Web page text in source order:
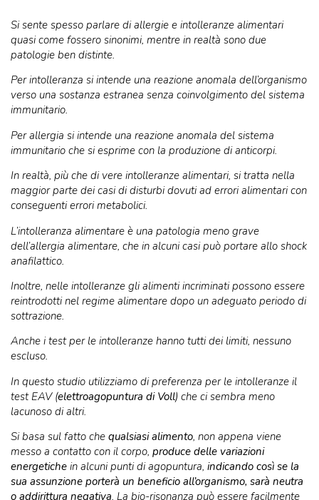
Si sente spesso parlare di allergie e intolleranze alimentari
quasi come fossero sinonimi, mentre in realtà sono due
patologie ben distinte.
Per intolleranza si intende una reazione anomala dell’organismo
verso una sostanza estranea senza coinvolgimento del sistema
immunitario.
Per allergia si intende una reazione anomala del sistema
immunitario che si esprime con la produzione di anticorpi.
In realtà, più che di vere intolleranze alimentari, si tratta nella
maggior parte dei casi di disturbi dovuti ad errori alimentari con
conseguenti errori metabolici.
L’intolleranza alimentare è una patologia meno grave
dell’allergia alimentare, che in alcuni casi può portare allo shock
anafilattico.
Inoltre, nelle intolleranze gli alimenti incriminati possono essere
reintrodotti nel regime alimentare dopo un adeguato periodo di
sottrazione.
Anche i test per le intolleranze hanno tutti dei limiti, nessuno
escluso.
In questo studio utilizziamo di preferenza per le intolleranze il
test EAV (elettroagopuntura di Voll) che ci sembra meno
lacunoso di altri.
Si basa sul fatto che qualsiasi alimento, non appena viene
messo a contatto con il corpo, produce delle variazioni
energetiche in alcuni punti di agopuntura, indicando così se la
sua assunzione porterà un beneficio all’organismo, sarà neutra
o addirittura negativa. La bio-risonanza può essere facilmente